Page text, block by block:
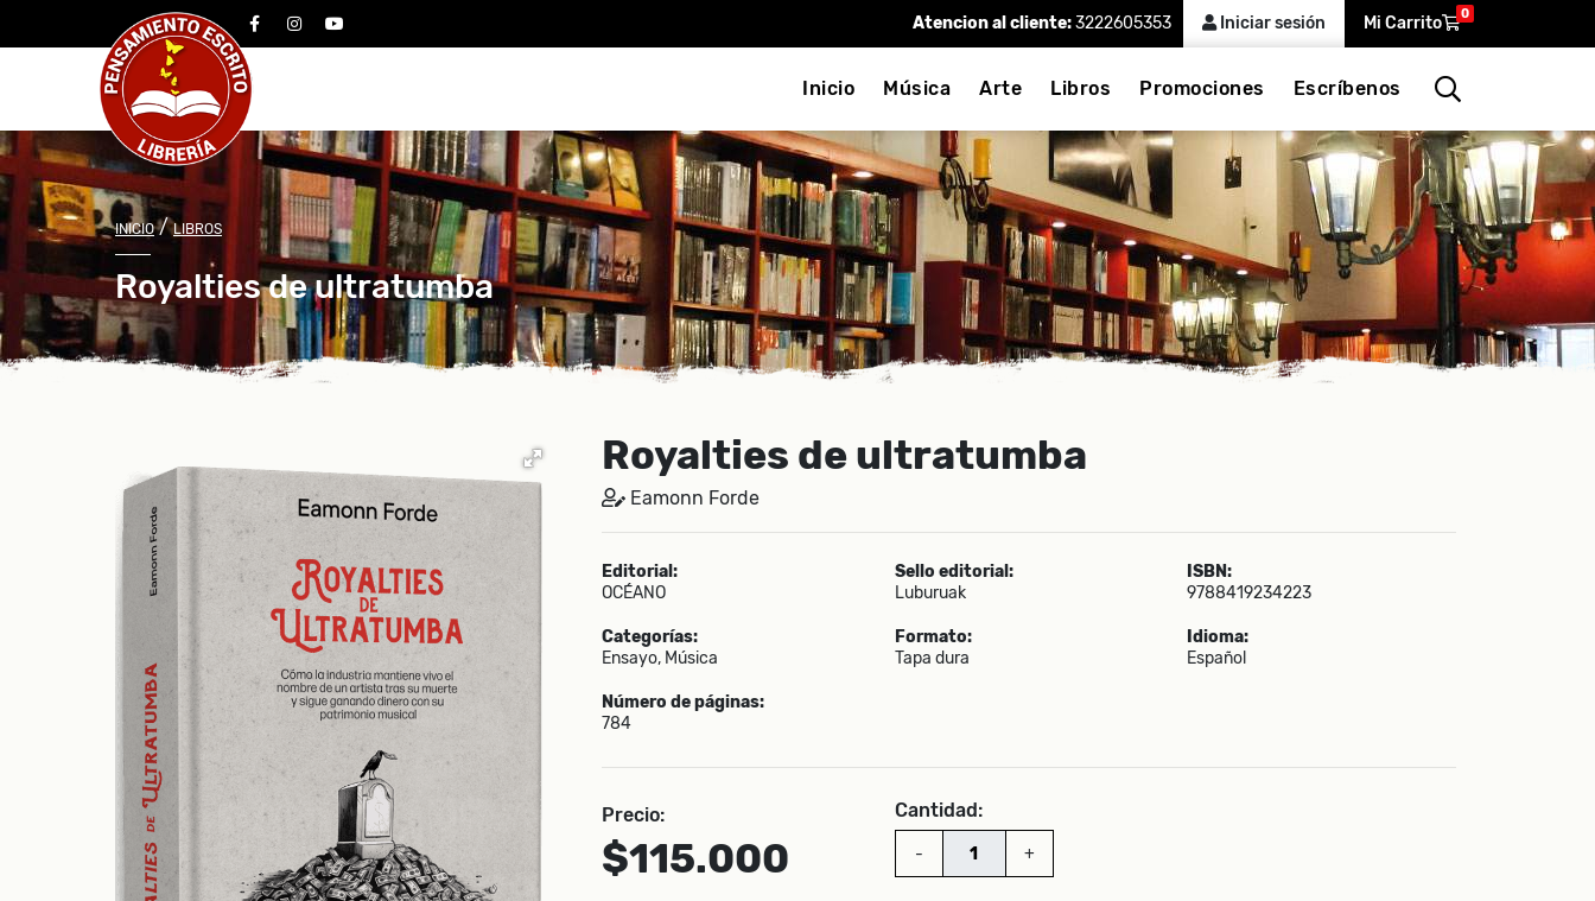
facebookinstagram
youtube Atencion al cliente:3222605353 Iniciar sesión Mi Carrito 0
Inicio Música Arte Libros Promociones Escríbenos
INICIO/LIBROS
Royalties de ultratumba
Royalties de ultratumba
Eamonn Forde
Editorial:
OCÉANO
Sello editorial:
Luburuak
ISBN:
9788419234223
Categorías:
Ensayo, Música
Formato:
Tapa dura
Idioma:
Español
Número de páginas:
784
Precio:
$115.000
Cantidad:
- +